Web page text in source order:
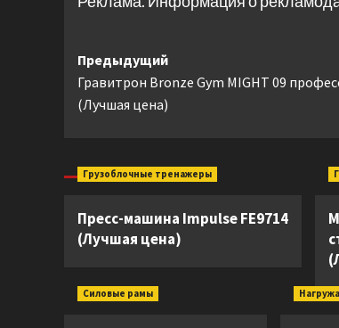
Навигация
записи
Предыдущий
Гравитрон Bronze Gym MIGHT 09
(Лучшая цена)
Грузоблочные тренажеры
Пресс-машина Impulse FE9714
(Лучшая цена)
Силовые рамы